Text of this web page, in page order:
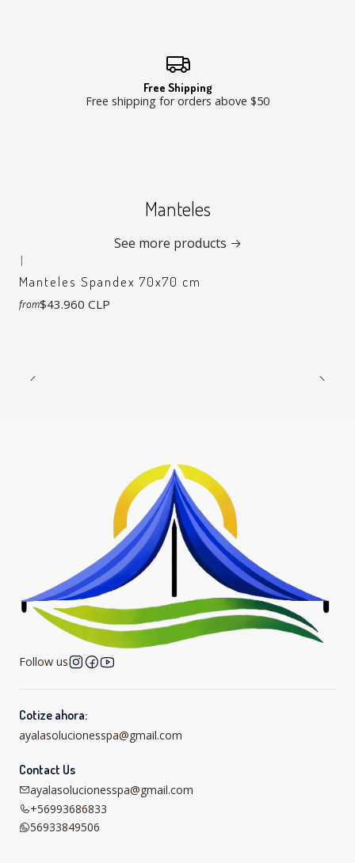
Free Shipping
Free shipping for orders above $50
Manteles
See more products
|
Manteles Spandex 70x70 cm
from$43.960 CLP
Follow us
Cotize ahora:
ayalasolucionesspa@gmail.com
Contact Us
ayalasolucionesspa@gmail.com
+56993686833
56933849506